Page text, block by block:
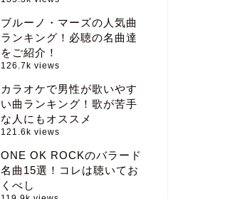
ブルーノ・マーズの人気曲
ランキング！必聴の名曲達
をご紹介！
126.7k views
カラオケで男性が歌いやす
い曲ランキング！歌が苦手
な人にもオススメ
121.6k views
ONE OK ROCKのバラード
名曲15選！コレは聴いてお
くべし